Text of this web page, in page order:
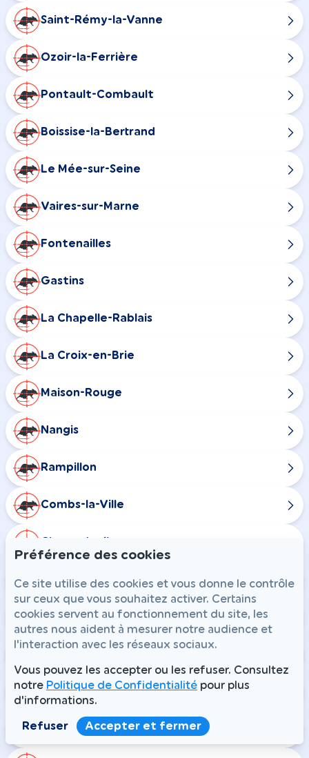
Saint-Rémy-la-Vanne
Ozoir-la-Ferrière
Pontault-Combault
Boissise-la-Bertrand
Le Mée-sur-Seine
Vaires-sur-Marne
Fontenailles
Gastins
La Chapelle-Rablais
La Croix-en-Brie
Maison-Rouge
Nangis
Rampillon
Combs-la-Ville
Chaumes-en-Brie
Courtomer
Fouju
Guignes
Préférence des cookies
Ce site utilise des cookies et vous donne le contrôle
sur ceux que vous souhaitez activer. Certains
cookies servent au fonctionnement du site, les
autres nous aident à mesurer notre audience et
l'interaction avec les réseaux sociaux.
Vous pouvez les accepter ou les refuser. Consultez
notre Politique de Confidentialité pour plus
d'informations.
Refuser Accepter et fermer